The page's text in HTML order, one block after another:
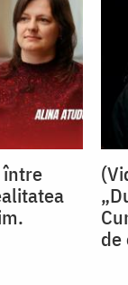
între
de